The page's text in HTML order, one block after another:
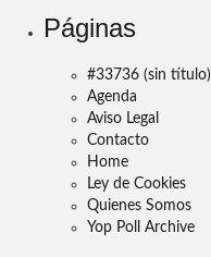
Páginas
#33736 (sin título)
Agenda
Aviso Legal
Contacto
Home
Ley de Cookies
Quienes Somos
Yop Poll Archive